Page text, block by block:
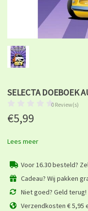
SELECTA DOEBOEK
0 Review(s)
€5,99
Lees meer
Voor 16.30 besteld?
Cadeau? Wij pakken
Niet goed? Geld terug!
Verzendkosten € 5,95